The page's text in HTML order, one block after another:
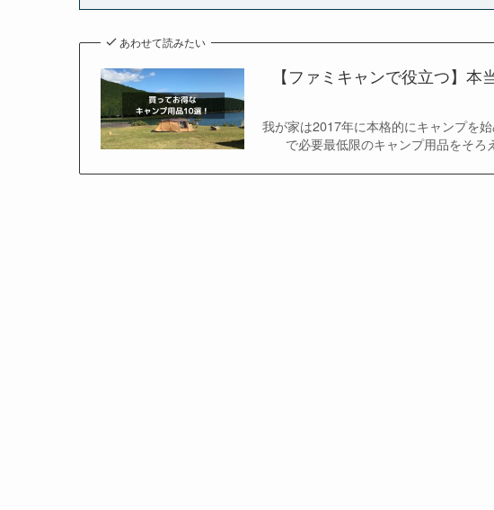
あわせて読みたい
【ファミキャンで役立つ】
我が家は2017年に本格的にキャンプを
で必要最低限のキャンプ用品をそ